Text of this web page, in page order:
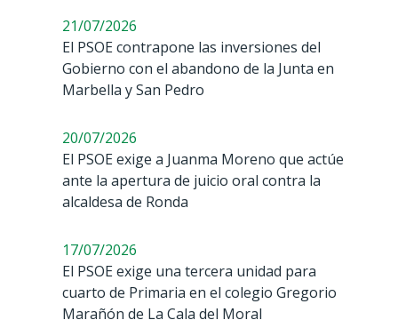
21/07/2026
El PSOE contrapone las inversiones del
Gobierno con el abandono de la Junta en
Marbella y San Pedro
20/07/2026
El PSOE exige a Juanma Moreno que actúe
ante la apertura de juicio oral contra la
alcaldesa de Ronda
17/07/2026
El PSOE exige una tercera unidad para
cuarto de Primaria en el colegio Gregorio
Marañón de La Cala del Moral